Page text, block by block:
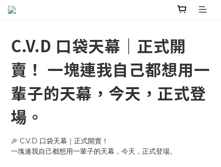
C.V.D 口袋天幕｜正式開
賣！ 一塊連我自己都想用一
輩子的天幕，今天，正式登
場。
🎉 C.V.D 口袋天幕｜正式開賣！
一塊連我自己都想用一輩子的天幕，今天，正式登場。